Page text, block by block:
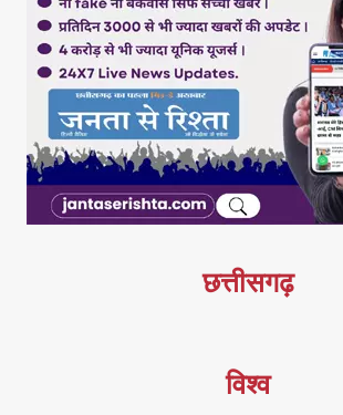
छत्तीसगढ़
विश्व